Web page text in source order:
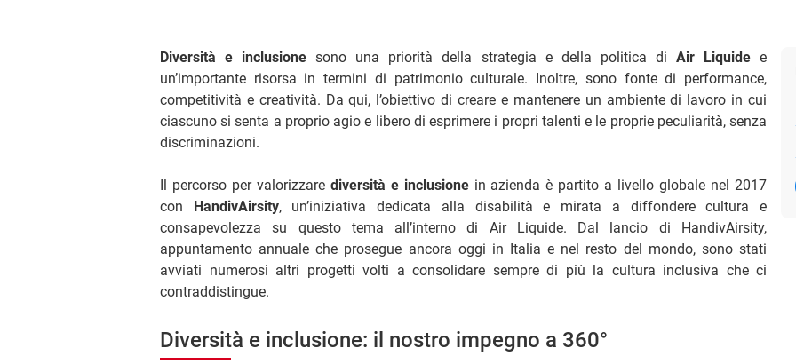
Diversità e inclusione sono una priorità della strategia e della politica di Air Liquidee
un’importante risorsa in termini di patrimonio culturale. Inoltre, sono fonte di performance,
competitività e creatività. Da qui, l’obiettivo di creare e mantenere un ambiente di lavoro in cui
ciascuno si senta a proprio agio e libero di esprimere i propri talenti e le proprie peculiarità, senza
discriminazioni.
Il percorso per valorizzare diversità e inclusione in azienda è partito a livello globale nel 2017
con HandivAirsity, un’iniziativa dedicata alla disabilità e mirata a diffondere cultura e
consapevolezza su questo tema all’interno di Air Liquide. Dal lancio di HandivAirsity,
appuntamento annuale che prosegue ancora oggi in Italia e nel resto del mondo, sono stati
avviati numerosi altri progetti volti a consolidare sempre di più la cultura inclusiva che ci
contraddistingue.
Diversità e inclusione: il nostro impegno a 360°